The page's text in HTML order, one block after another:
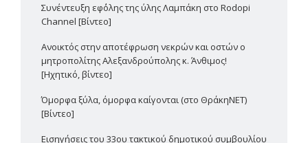
Συνέντευξη εφ΄όλης της ύλης Λαμπάκη στο Rodopi
Channel [Βίντεο]
Ανοικτός στην αποτέφρωση νεκρών και οστών ο
μητροπολίτης Αλεξανδρούπολης κ. Άνθιμος!
[Ηχητικό, βίντεο]
Όμορφα ξύλα, όμορφα καίγονται (στο ΘράκηΝΕΤ)
[Βίντεο]
Εισηγήσεις του 33ου τακτικού δημοτικού συμβουλίου